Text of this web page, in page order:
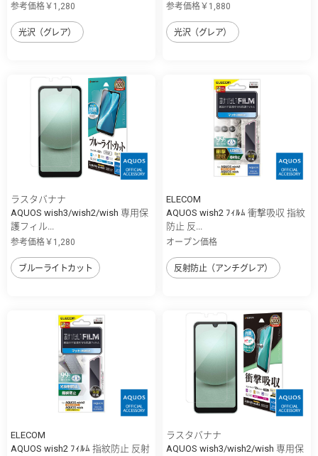
参考価格￥1,280
光沢（グレア）
参考価格￥1,880
光沢（グレア）
ラスタバナナ
AQUOS wish3/wish2/wish 専用保
護フィル...
参考価格￥1,280
ブルーライトカット
ELECOM
AQUOS wish2 ﾌｨﾙﾑ 衝撃吸収 指紋
防止 反...
オープン価格
反射防止（アンチグレア）
ELECOM
AQUOS wish2 ﾌｨﾙﾑ 指紋防止 反射
ラスタバナナ
AQUOS wish3/wish2/wish 専用保